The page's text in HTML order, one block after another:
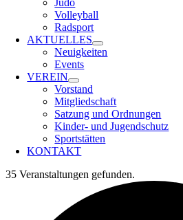
Judo
Volleyball
Radsport
AKTUELLES
Neuigkeiten
Events
VEREIN
Vorstand
Mitgliedschaft
Satzung und Ordnungen
Kinder- und Jugendschutz
Sportstätten
KONTAKT
35 Veranstaltungen gefunden.